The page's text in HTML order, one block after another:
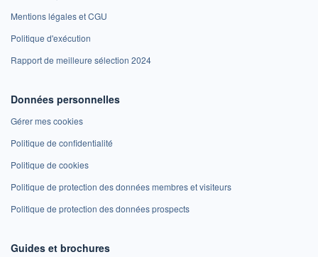
Mentions légales et CGU
Politique d'exécution
Rapport de meilleure sélection 2024
Données personnelles
Gérer mes cookies
Politique de confidentialité
Politique de cookies
Politique de protection des données membres et visiteurs
Politique de protection des données prospects
Guides et brochures